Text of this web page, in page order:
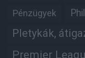
Pénzügyek
Pletykák,
Premier